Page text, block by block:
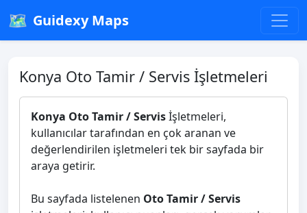
🗺️ Guidexy Maps
Konya Oto Tamir / Servis İşletmeleri
Konya Oto Tamir / Servisİşletmeleri,
kullanıcılar tarafından en çok aranan ve
değerlendirilen işletmeleri tek bir sayfada bir
araya getirir.
Bu sayfada listelenen Oto Tamir / Servis